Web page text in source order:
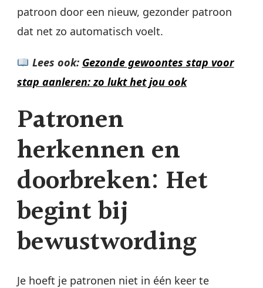
patroon door een nieuw, gezonder patroon
dat net zo automatisch voelt.
Lees ook: Gezonde gewoontes stap voor
stap aanleren: zo lukt het jou ook
Patronen
herkennen en
doorbreken: Het
begint bij
bewustwording
Je hoeft je patronen niet in één keer te